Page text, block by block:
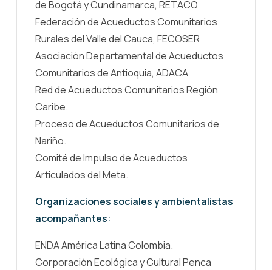
de Bogotá y Cundinamarca, RETACO
Federación de Acueductos Comunitarios
Rurales del Valle del Cauca, FECOSER
Asociación Departamental de Acueductos
Comunitarios de Antioquia, ADACA
Red de Acueductos Comunitarios Región
Caribe.
Proceso de Acueductos Comunitarios de
Nariño.
Comité de Impulso de Acueductos
Articulados del Meta.
Organizaciones sociales y ambientalistas
acompañantes:
ENDA América Latina Colombia.
Corporación Ecológica y Cultural Penca